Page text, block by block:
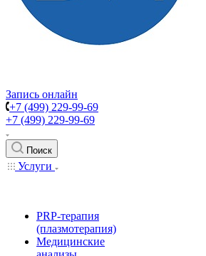
Запись онлайн
+7 (499) 229-99-69
+7 (499) 229-99-69
Поиск
Услуги
PRP-терапия
(плазмотерапия)
Медицинские